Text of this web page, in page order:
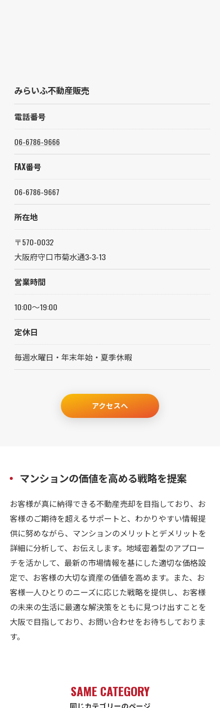
みらいふ不動産販売
電話番号
06-6786-9666
FAX番号
06-6786-9667
所在地
〒570-0032
大阪府守口市菊水通3-3-13
営業時間
10:00～19:00
定休日
毎週水曜日・年末年始・夏季休暇
アクセスへ
マンションの価値を高める戦略を提案
お客様が真に納得できる不動産売却を目指しており、お
客様のご期待を超えるサポートと、わかりやすい情報提
供に努めながら、マンションのメリットとデメリットを
詳細に分析して、お伝えします。地域密着型のアプロー
チを活かして、最新の市場情報を基にした適切な価格設
定で、お客様の大切な資産の価値を高めます。また、お
客様一人ひとりのニーズに応じた戦略を提供し、お客様
の未来の生活に最適な解決策をともに見つけ出すことを
大阪で目指しており、お問い合わせをお待ちしておりま
す。
同じカテゴリーのページ
SAME CATEGORY